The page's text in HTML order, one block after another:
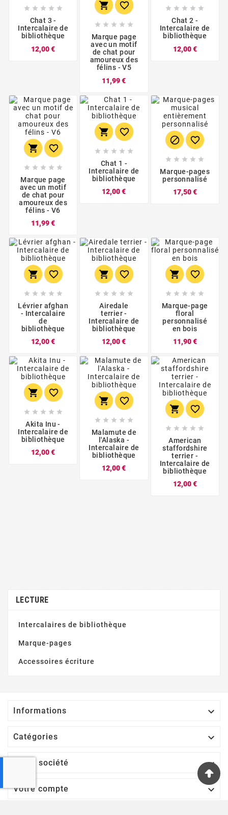
    
Chat 3 -
Intercalaire de
bibliothèque
12,00 €Prix
 
    
Marque page
avec un motif
de chat pour
amoureux des
félins - V5
11,99 €Prix
    
Chat 2 -
Intercalaire de
bibliothèque
12,00 €Prix
 
    
Marque page
avec un motif
de chat pour
amoureux des
félins - V6
11,99 €Prix
 
    
Chat 1 -
Intercalaire de
bibliothèque
12,00 €Prix
 
    
Marque-pages
personnalisé
17,50 €Prix
 
    
Lévrier afghan
- Intercalaire
de
bibliothèque
12,00 €Prix
 
    
Airedale
terrier -
Intercalaire de
bibliothèque
12,00 €Prix
 
    
Marque-page
floral
personnalisé
en bois
11,90 €Prix
 
    
Akita Inu -
Intercalaire de
bibliothèque
12,00 €Prix
 
    
Malamute de
l'Alaska -
Intercalaire de
bibliothèque
12,00 €Prix
 
    
American
staffordshire
terrier -
Intercalaire de
bibliothèque
12,00 €Prix
LECTURE
Intercalaires de bibliothèque
Marque-pages
Accessoires écriture
Informations 
Catégories 
Notre société 
Votre compte 